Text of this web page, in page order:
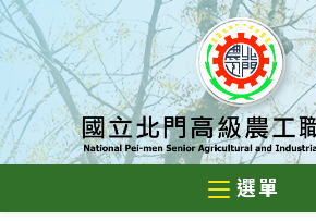
跳
轉
主
要
內
選單